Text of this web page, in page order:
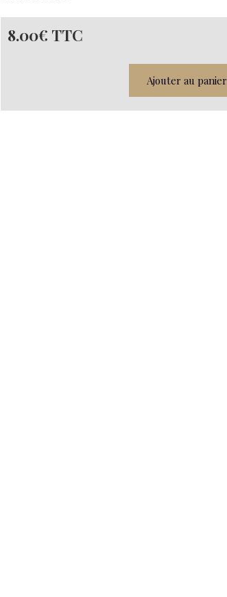
8.00€ TTC
Ajouter au panier